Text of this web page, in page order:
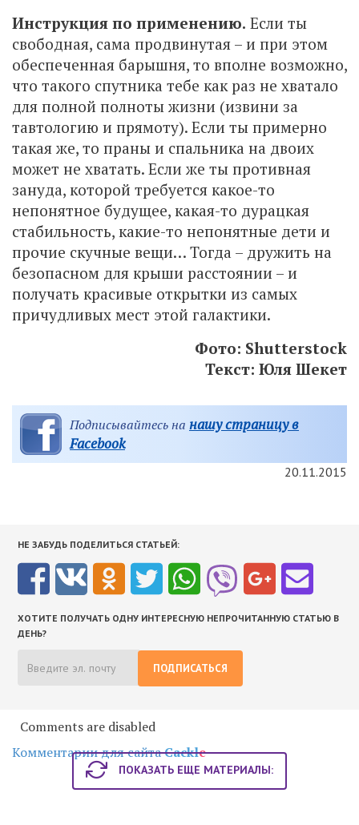
Инструкция по применению. Если ты
свободная, сама продвинутая – и при этом
обеспеченная барышня, то вполне возможно,
что такого спутника тебе как раз не хватало
для полной полноты жизни (извини за
тавтологию и прямоту). Если ты примерно
такая же, то праны и спальника на двоих
может не хватать. Если же ты противная
зануда, которой требуется какое-то
непонятное будущее, какая-то дурацкая
стабильность, какие-то непонятные дети и
прочие скучные вещи… Тогда – дружить на
безопасном для крыши расстоянии – и
получать красивые открытки из самых
причудливых мест этой галактики.
Фото: Shutterstock
Текст: Юля Шекет
Подписывайтесь на нашу страницу в
Facebook
20.11.2015
НЕ ЗАБУДЬ ПОДЕЛИТЬСЯ СТАТЬЕЙ:
ХОТИТЕ ПОЛУЧАТЬ ОДНУ ИНТЕРЕСНУЮ НЕПРОЧИТАННУЮ СТАТЬЮ В
ДЕНЬ?
ПОДПИСАТЬСЯ
Comments are disabled
Комментарии для сайтаCackle
ПОКАЗАТЬ ЕЩЕ МАТЕРИАЛЫ: